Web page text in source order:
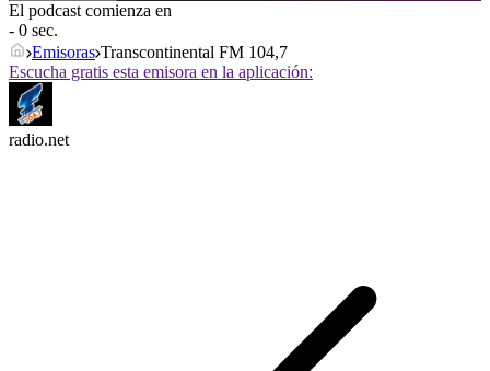
El podcast comienza en
- 0 sec.
Emisoras Transcontinental FM 104,7
Escucha gratis esta emisora en la aplicación:
radio.net